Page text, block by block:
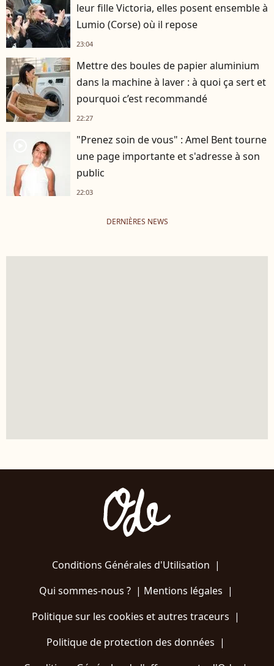
leur fille Victoria, elles posent ensemble à
Lumio (Corse) où il repose
23:04
Mettre des boules de papier aluminium
dans la machine à laver : à quoi ça sert et
pourquoi c’est recommandé
22:27
"Prenez soin de vous" : Amel Bent tourne
une page importante et s'adresse à son
public
22:03
DERNIÈRES NEWS
Conditions Générales d'Utilisation |
Qui sommes-nous ?| Mentions légales |
Politique sur les cookies et autres traceurs |
Politique de protection des données |